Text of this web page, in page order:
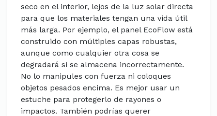
seco en el interior, lejos de la luz solar directa
para que los materiales tengan una vida útil
más larga. Por ejemplo, el panel EcoFlow está
construido con múltiples capas robustas,
aunque como cualquier otra cosa se
degradará si se almacena incorrectamente.
No lo manipules con fuerza ni coloques
objetos pesados encima. Es mejor usar un
estuche para protegerlo de rayones o
impactos. También podrías querer